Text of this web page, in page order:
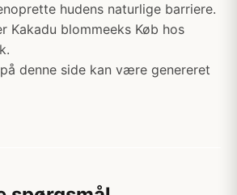
hudens naturlige barriere.
Kakadu blommeeks Køb hos
denne side kan være genereret